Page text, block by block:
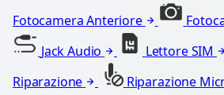
Fotocamera Anteriore
Jack Audio
Lettore SIM
Riparazione
Riparazione